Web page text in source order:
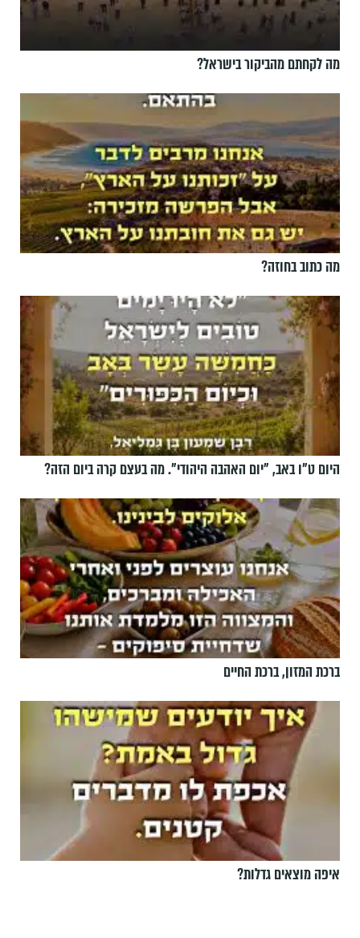
מה לקחתם מהביקור בישראל?
מה כתוב בחוזה?
היום ט"ו באב, ”יום האהבה היהודי". מה בעצם קרה ביום הזה?
ברכת המזון, ברכת החיים
איפה מוצאים גדלות?